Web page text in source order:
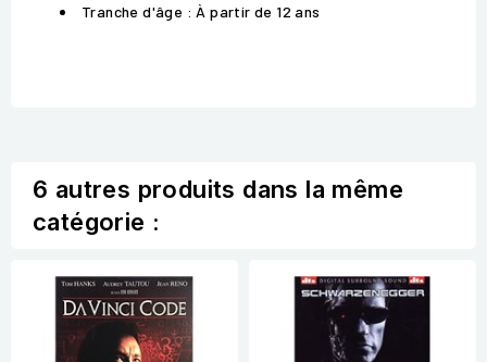
Tranche d'âge : À partir de 12 ans
6 autres produits dans la même
catégorie :